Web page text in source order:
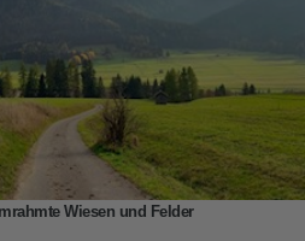
Wiesen und Felder